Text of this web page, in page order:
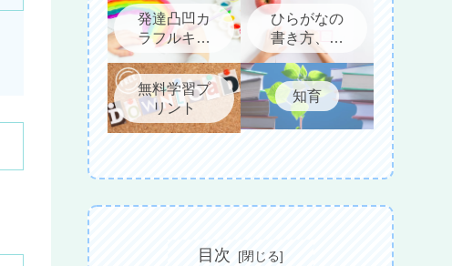
発達凸凹カ
ラフルキッ
ズについて
ひらがなの
書き方、教
え方
無料学習プ
リント
知育
目次